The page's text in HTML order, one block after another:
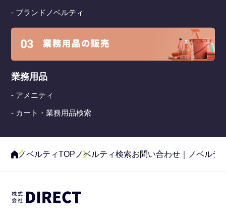
- ブランドノベルティ
業務用品
- アメニティ
- カート・業務用品検索
ノベルティTOP ノベルティ検索お問い合わせ｜ノベルテ